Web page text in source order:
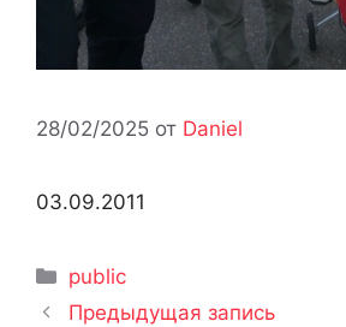
28/02/2025 от Daniel
03.09.2011
Рубрики
public
Предыдущая запись